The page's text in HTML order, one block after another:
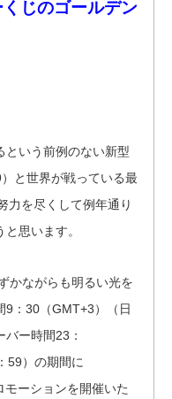
じのゴールデン
という前例のない新型
と世界が戦っている最
力を尽くして例年通り
思います。
かながらも明るい光を
9：30（GMT+3）（日
ー時間23：
59）の期間に
ーションを開催いた